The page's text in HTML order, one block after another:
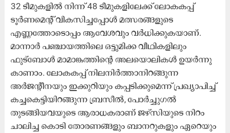
32 ടീമുകളിൽ നിന്ന് 48 ടീമുകളിലേക്ക് ലോകകപ്പ്
ടൂർണമെന്റ് വികസിച്ചപ്പോൾ മത്സരങ്ങളുടെ
എണ്ണത്തോടൊപ്പം ആവേശവും വർധിക്കുകയാണ്.
മാന്നാർ പഞ്ചായത്തിലെ ഒട്ടുമിക്ക വീഥികളിലും
ഫുട്ബോൾ മാമാങ്കത്തിന്റെ അലയൊലികൾ ഉയർന്നു
കാണാം. ലോകകപ്പ് നിലനിർത്താനിറങ്ങുന്ന
അർജന്റീനയും ഇക്കുറിയും കപ്പടിക്കുമെന്ന് പ്രഖ്യാപിച്ച്
കച്ചകെട്ടിയിറങ്ങുന്ന ബ്രസീൽ, പോർച്ചുഗൽ
തുടങ്ങിയവയുടെ ആരാധകരാണ് ജഴ്സിയുടെ നിറം
ചാലിച്ച കൊടി തോരണങ്ങളും ബാനറുകളും ഏറെയും